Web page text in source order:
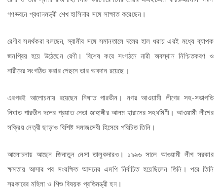
গণভবনে প্রধানমন্ত্রী শেখ হাসিনার সঙ্গে সাক্ষাত করেছেন।
রেণীর সমর্থকরা বলছেন, স্বামীর সঙ্গে সমানতালে দলের হাল ধরায় এরই মধ্যে ব্যাপক
জনপ্রিয় হয়ে উঠেছেন রেণী। বিশেষ করে সংগঠনে নারী অবস্থান নিশ্চিতকরণ ও
নারীদের সংগঠিত করার পেছনে তার অবদান রয়েছে।
এরপরই আলোচনায় রয়েছেন নিঘাত পারভীন। নগর আওয়ামী লীগের সহ-সভাপতি
নিঘাত পারভীন দলের প্রয়াত নেতা জাহাঙ্গীর আলম হারানের সহধর্মিণী। আওয়ামী লীগের
সক্রিয় নেত্রী ছাড়াও বিশিষ্ট সমাজসেবী হিসেবে পরিচিত তিনি।
আলোচনায় আছেন জিনাতুন নেসা তালুকদারও। ১৯৯৬ সালে আওয়ামী লীগ সরকার
ক্ষমতায় আসার পর সংরক্ষিত আসনের এমপি নির্বাচিত হয়েছিলেন তিনি। পরে তিনি
সরকারের মহিলা ও শিশু বিষয়ক প্রতিমন্ত্রী হন।